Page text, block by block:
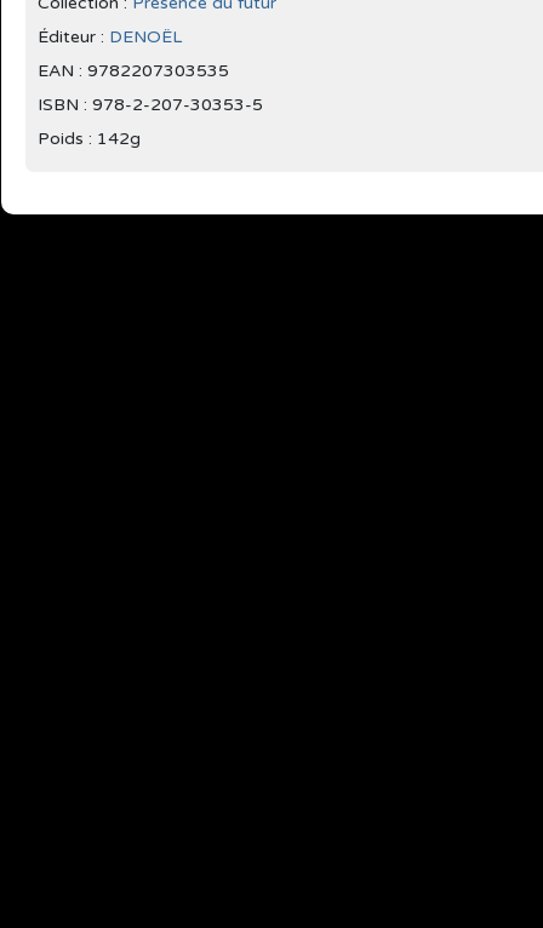
Éditeur : DENOËL
EAN : 9782207303535
ISBN : 978-2-207-30353-5
Poids : 142g